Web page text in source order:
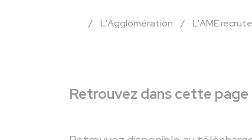
/ L'Agglomération / L'AME recrute
Retrouvez dans cette